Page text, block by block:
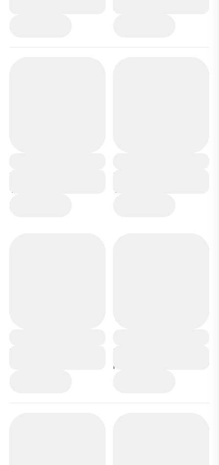
белые
бежевые
Кроссовки А81-17 бело
фиолетовые
Кроссовки А81-16 бело
фиолетовые
Кроссовки А82-11
бежевые
Кроссовки А82-13
розово голубые